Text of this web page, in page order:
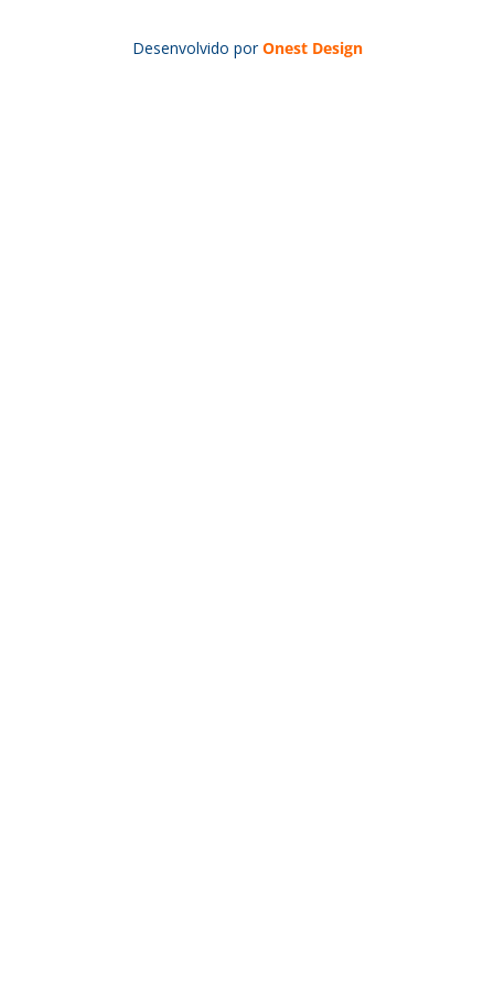
Desenvolvido por Onest Design